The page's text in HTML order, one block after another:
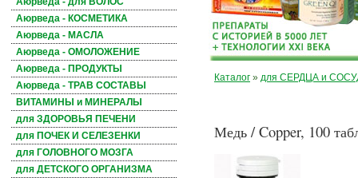
Аюрведа - КОСМЕТИКА
Аюрведа - МАСЛА
Аюрведа - ОМОЛОЖЕНИЕ
Аюрведа - ПРОДУКТЫ
Аюрведа - ТРАВ СОСТАВЫ
ВИТАМИНЫ и МИНЕРАЛЫ
для ЗДОРОВЬЯ ПЕЧЕНИ
для ПОЧЕК И СЕЛЕЗЕНКИ
для ГОЛОВНОГО МОЗГА
для ДЕТСКОГО ОРГАНИЗМА
Каталог » для СЕРДЦА и
Медь / Copper, 100